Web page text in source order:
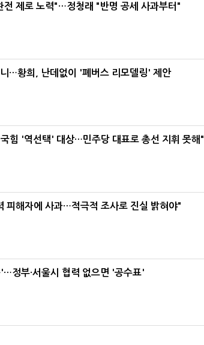
전 제로 노력"…정청래 "반명 공세 사과부터"
…황희, 난데없이 '폐버스 리모델링' 제안
힘 '역선택' 대상…민주당 대표로 총선 지휘 못해"
피해자에 사과…적극적 조사로 진실 밝혀야"
정부·서울시 협력 없으면 '공수표'